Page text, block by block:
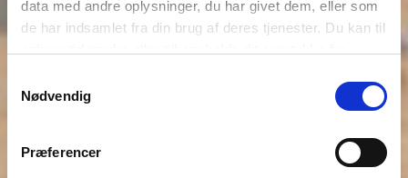
data med andre oplysninger, du har givet dem, eller som
de har indsamlet fra din brug af deres tjenester. Du kan til
Nødvendig
Præferencer